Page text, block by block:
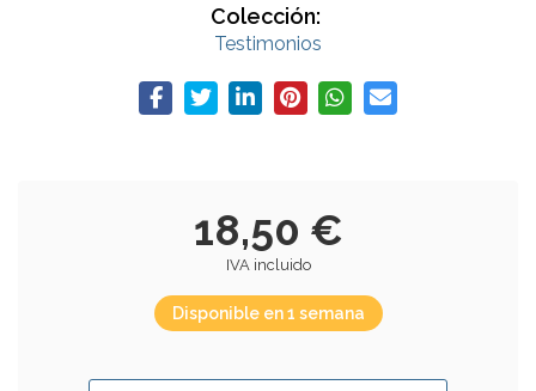
Colección:
Testimonios
18,50 €
IVA incluido
Disponible en 1 semana